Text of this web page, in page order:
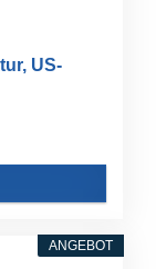
US-
ANGEBOT